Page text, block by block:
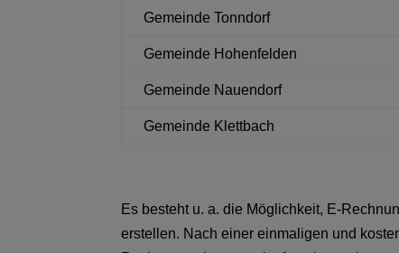
Gemeinde Tonndorf
Gemeinde Hohenfelden
Gemeinde Nauendorf
Gemeinde Klettbach
Es besteht u. a. die Möglichkeit, E-
erstellen. Nach einer einmaligen und